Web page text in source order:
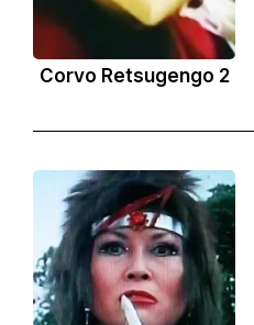
Corvo Retsugengo 2